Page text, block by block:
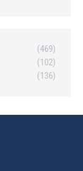
(469)
(102)
(136)